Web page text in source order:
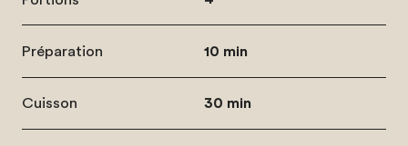
Préparation 10 min
Cuisson 30 min